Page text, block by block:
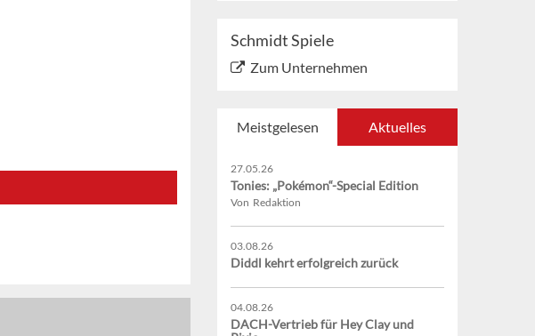
Schmidt Spiele
Zum Unternehmen
Meistgelesen Aktuelles
27.05.26
Tonies: „Pokémon“-Special Edition
Von Redaktion
03.08.26
Diddl kehrt erfolgreich zurück
04.08.26
DACH-Vertrieb für Hey Clay und